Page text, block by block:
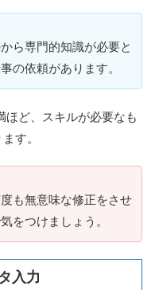
ら専門的知識が必要と
の依頼があります。
ほど、スキルが必要なも
す。
も無意味な修正をさせ
をつけましょう。
入力